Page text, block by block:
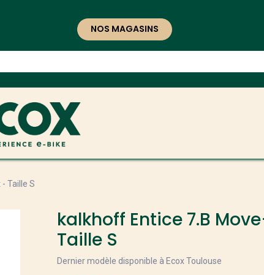
NOS MAGASINS
Taille S
kalkhoff Entice 7.B
Taille S
Dernier modèle disponible à Ecox Toulouse